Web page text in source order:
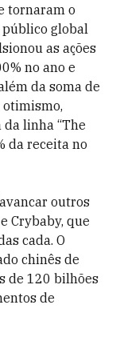
tornaram o
global
as ações
no ano e
da soma de
otimismo,
linha “The
da receita no
outros
Crybaby, que
cada. O
chinês de
de 120 bilhões
de